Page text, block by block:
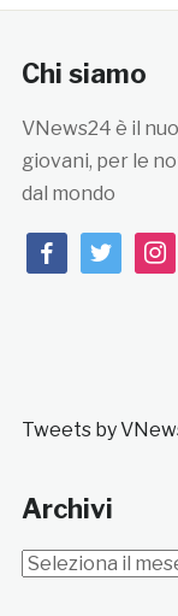
Chi siamo
VNews24 è il
giovani, per le
dal mondo
facebooktwitter
Tweets by
Archivi
Archivi